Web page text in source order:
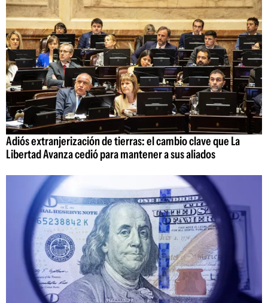
Adiós extranjerización de tierras: el cambio clave que La
Libertad Avanza cedió para mantener a sus aliados